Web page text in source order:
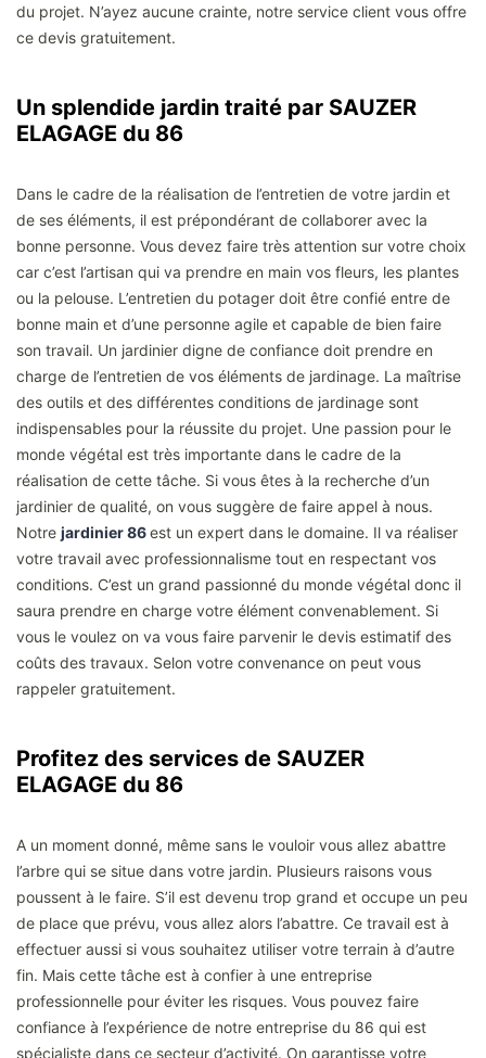
du projet. N’ayez aucune crainte, notre service client vous offre
ce devis gratuitement.
Un splendide jardin traité par SAUZER
ELAGAGE du 86
Dans le cadre de la réalisation de l’entretien de votre jardin et
de ses éléments, il est prépondérant de collaborer avec la
bonne personne. Vous devez faire très attention sur votre choix
car c’est l’artisan qui va prendre en main vos fleurs, les plantes
ou la pelouse. L’entretien du potager doit être confié entre de
bonne main et d’une personne agile et capable de bien faire
son travail. Un jardinier digne de confiance doit prendre en
charge de l’entretien de vos éléments de jardinage. La maîtrise
des outils et des différentes conditions de jardinage sont
indispensables pour la réussite du projet. Une passion pour le
monde végétal est très importante dans le cadre de la
réalisation de cette tâche. Si vous êtes à la recherche d’un
jardinier de qualité, on vous suggère de faire appel à nous.
Notre jardinier 86est un expert dans le domaine. Il va réaliser
votre travail avec professionnalisme tout en respectant vos
conditions. C’est un grand passionné du monde végétal donc il
saura prendre en charge votre élément convenablement. Si
vous le voulez on va vous faire parvenir le devis estimatif des
coûts des travaux. Selon votre convenance on peut vous
rappeler gratuitement.
Profitez des services de SAUZER
ELAGAGE du 86
A un moment donné, même sans le vouloir vous allez abattre
l’arbre qui se situe dans votre jardin. Plusieurs raisons vous
poussent à le faire. S’il est devenu trop grand et occupe un peu
de place que prévu, vous allez alors l’abattre. Ce travail est à
effectuer aussi si vous souhaitez utiliser votre terrain à d’autre
fin. Mais cette tâche est à confier à une entreprise
professionnelle pour éviter les risques. Vous pouvez faire
confiance à l’expérience de notre entreprise du 86 qui est
spécialiste dans ce secteur d’activité. On garantisse votre